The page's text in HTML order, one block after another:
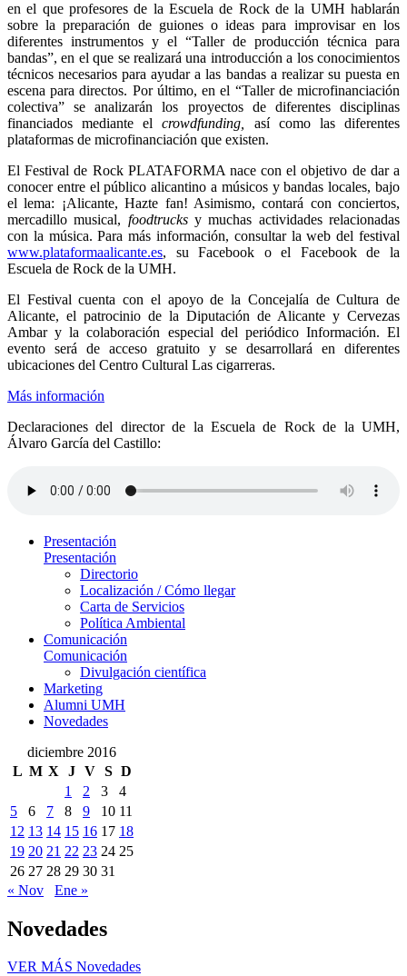
en el que profesores de la Escuela de Rock de la UMH hablarán
sobre la preparación de guiones o ideas para improvisar en los
diferentes instrumentos y el “Taller de producción técnica para
bandas”, en el que se realizará una introducción a los conocimientos
técnicos necesarios para ayudar a las bandas a realizar su puesta en
escena para directos. Por último, en el “Taller de microfinanciación
colectiva” se analizarán los proyectos de diferentes disciplinas
financiados mediante elcrowdfunding,
así como las diferentes
plataformas de microfinanciación que existen.
El Festival de Rock PLATAFORMA nace con el objetivo de dar a
conocer entre el público alicantino a músicos y bandas locales, bajo
el lema: ¡Alicante, Hazte fan! Asimismo, contará con conciertos,
mercadillo musical, foodtrucksy muchas actividades relacionadas
con la música. Para más información, consultar la web del festival
www.plataformaalicante.es, su Facebook o el Facebook de la
Escuela de Rock de la UMH.
El Festival cuenta con el apoyo de la Concejalía de Cultura de
Alicante, el patrocinio de la Diputación de Alicante y Cervezas
Ambar y la colaboración especial del periódico Información. El
evento será de acceso gratuito y se desarrollará en diferentes
ubicaciones del Centro Cultural Las cigarreras.
Más información
Declaraciones del director de la Escuela de Rock de la UMH,
Álvaro García del Castillo:
Presentación
Presentación
Directorio
Localización / Cómo llegar
Carta de Servicios
Política Ambiental
Comunicación
Comunicación
Divulgación científica
Marketing
Alumni UMH
Novedades
diciembre 2016
L M X J V S D
1
2 3
4
5
6 7 8 9 10 11
12 13 14 15 16 17 18
19 20 21 22 23 24 25
26 27 28 29 30 31
« Nov
Ene »
Novedades
VER MÁS Novedades